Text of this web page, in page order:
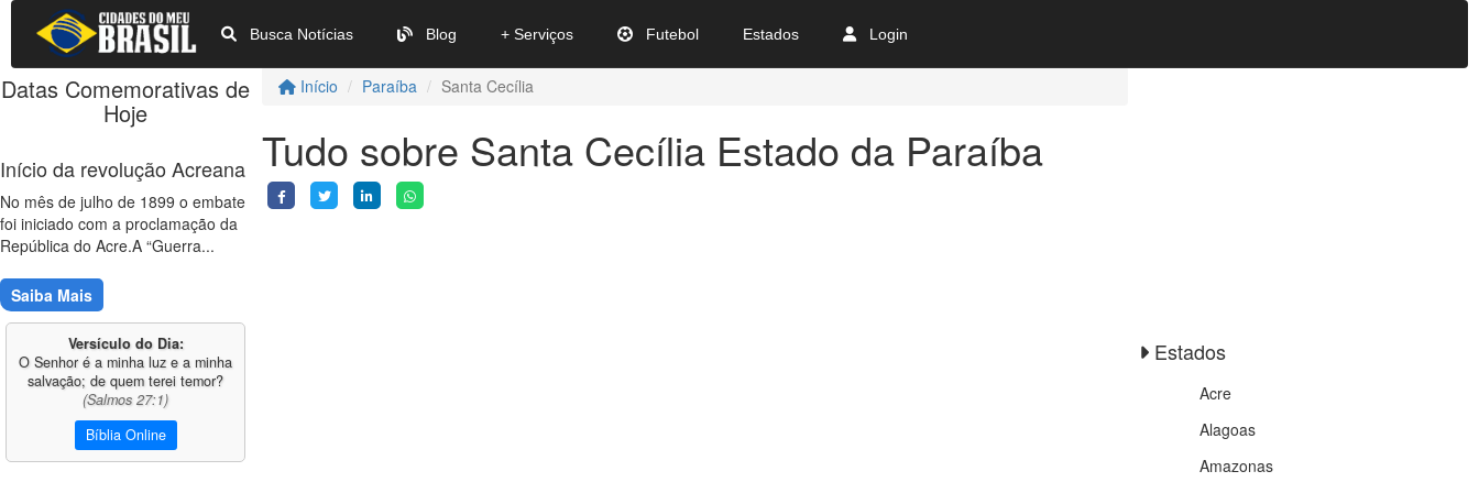
Busca Notícias Blog + Serviços Futebol Estados Login
Início Paraíba Santa Cecília
Tudo sobre Santa Cecília Estado da Paraíba
Datas Comemorativas de
Hoje
Início da revolução Acreana
No mês de julho de 1899 o embate
foi iniciado com a proclamação da
República do Acre.A “Guerra...
Saiba Mais
Versículo do Dia:
O Senhor é a minha luz e a minha
salvação; de quem terei temor?
(Salmos 27:1)
Bíblia Online
Estados
Acre
Alagoas
Amazonas